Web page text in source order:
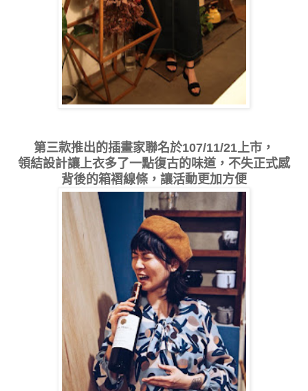
第三款推出的插畫家聯名於107/11/21上市，
領結設計讓上衣多了一點復古的味道，不失正式感
背後的箱褶線條，讓活動更加方便